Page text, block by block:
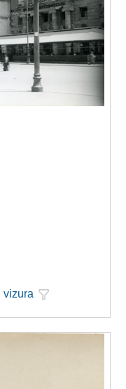
vizura